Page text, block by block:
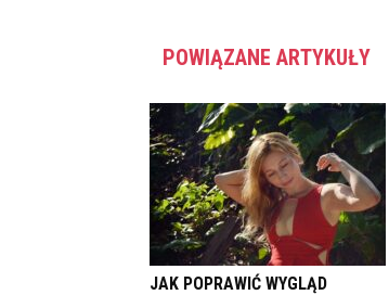
POWIĄZANE ARTYKUŁY
JAK POPRAWIĆ WYGLĄD